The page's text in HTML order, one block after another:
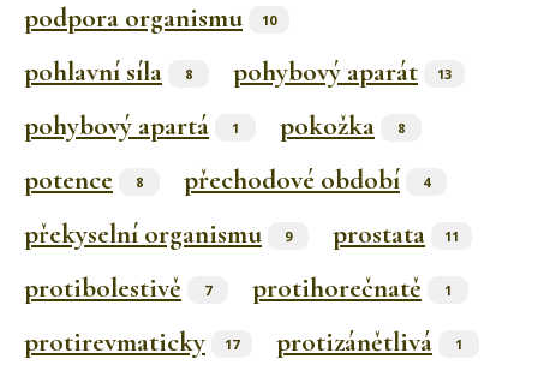
podpora organismu 10
pohlavní síla 8 pohybový aparát 13
pohybový apartá 1 pokožka 8
potence 8 přechodové období 4
překyselní organismu 9 prostata 11
protibolestivě 7 protihorečnatě 1
protirevmaticky 17 protizánětlivá 1